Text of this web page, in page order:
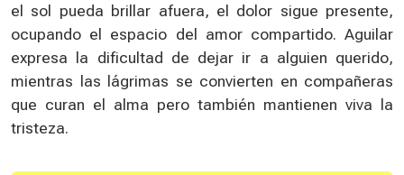
el sol pueda brillar afuera, el dolor sigue presente,
ocupando el espacio del amor compartido. Aguilar
expresa la dificultad de dejar ir a alguien querido,
mientras las lágrimas se convierten en compañeras
que curan el alma pero también mantienen viva la
tristeza.